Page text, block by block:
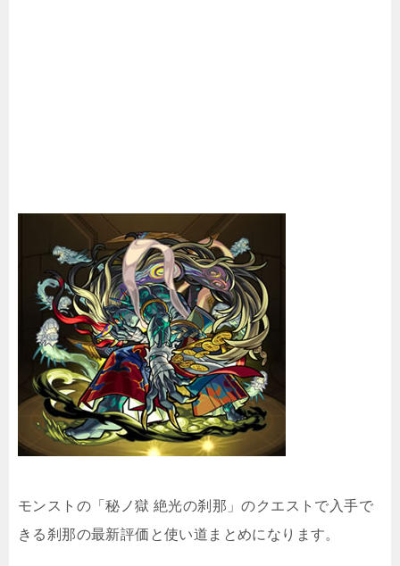
モンストの「秘ノ獄 絶光の刹那」のクエストで入手で
きる刹那の最新評価と使い道まとめになります。